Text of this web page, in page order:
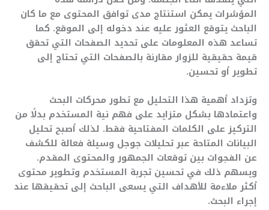
المؤشرات يمكن استنتاج مدى توافق المحتوى مع ما كان
الباحث يتوقع العثور عليه عند دخوله إلى الموقع. كما
تساعد هذه المعلومات على تحديد الصفحات التي تحقق
قيمة حقيقية للزوار مقارنة بالصفحات التي تحتاج إلى
تطوير أو تحسين.
وتزداد أهمية هذا التحليل مع تطور محركات البحث
واعتمادها بشكل متزايد على فهم نية المستخدم بدلًا من
التركيز على الكلمات المفتاحية فقط. لذلك أصبح تحليل
البيانات المتاحة عبر تحليلات جوجل وسيلة فعالة للكشف
عن الفجوات بين توقعات الجمهور والمحتوى المقدم.
ويسهم ذلك في تحسين تجربة المستخدم وتطوير محتوى
أكثر ملاءمة للأهداف التي يسعى الباحث إلى تحقيقها عند
إجراء البحث.